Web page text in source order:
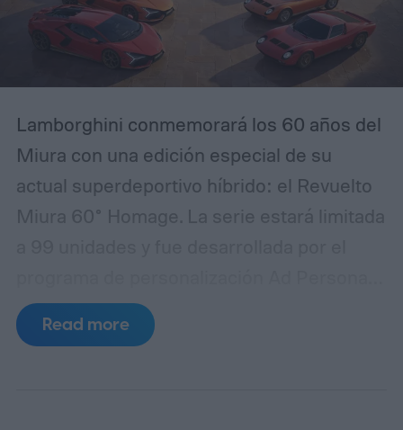
Lamborghini conmemorará los 60 años del
Miura con una edición especial de su
actual superdeportivo híbrido: el Revuelto
Miura 60° Homage. La serie estará limitada
junto con el departamento de diseño
Lamborghini Centro Stile. La presentación
Read more